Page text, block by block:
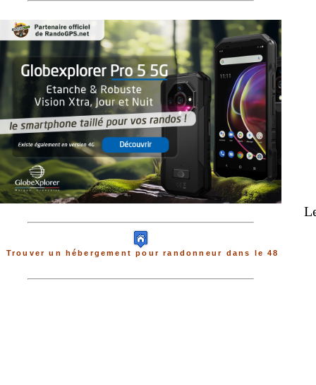
Trouver un hébergement pour randonneur dans le 48